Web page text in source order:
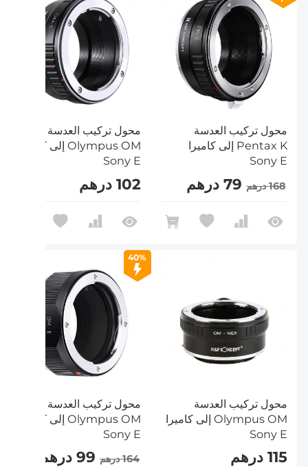
محول تركيب العدسة
Pentax K إلى كاميرا
Sony E
168 درهم 79 درهم
محول تركيب العدسة
Olympus OM إلى كاميرا
Sony E
102 درهم
محول تركيب العدسة
Olympus OM إلى كاميرا
Sony E
115 درهم
40%
محول تركيب العدسة
Olympus OM إلى كاميرا
Sony E
164 درهم 99 درهم